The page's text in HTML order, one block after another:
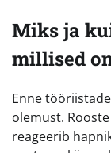
Miks ja
millised
Enne
olemust.
reageerib